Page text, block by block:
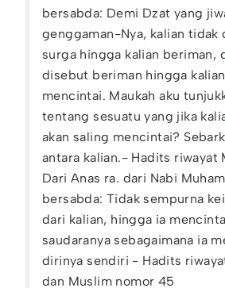
bersabda: Demi Dzat yang
genggaman-Nya, kalian tidak
surga hingga kalian beriman,
disebut beriman hingga
mencintai. Maukah aku
tentang sesuatu yang jika
akan saling mencintai?
antara kalian.- Hadits riwayat
Dari Anas ra. dari Nabi
bersabda: Tidak sempurna
dari kalian, hingga ia
saudaranya sebagaimana ia
dirinya sendiri - Hadits
dan Muslim nomor 45